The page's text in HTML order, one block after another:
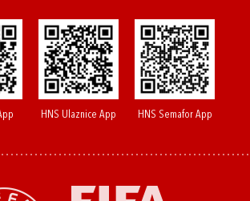
HNS Ulaznice App HNS Semafor App